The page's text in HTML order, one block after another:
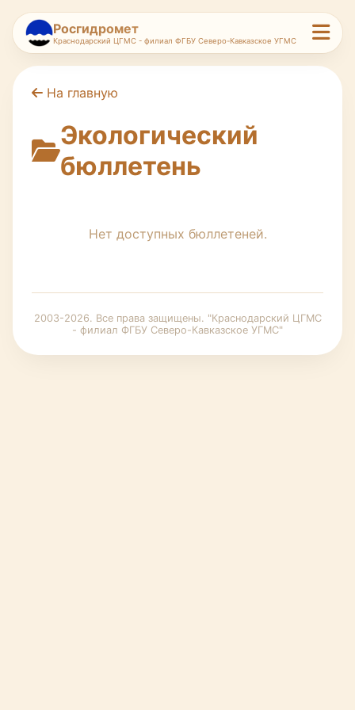
Росгидромет
Краснодарский ЦГМС - филиал ФГБУ Северо-Кавказское УГМС
На главную
Экологический
бюллетень
Нет доступных бюллетеней.
2003-2026. Все права защищены. "Краснодарский ЦГМС
- филиал ФГБУ Северо-Кавказское УГМС"